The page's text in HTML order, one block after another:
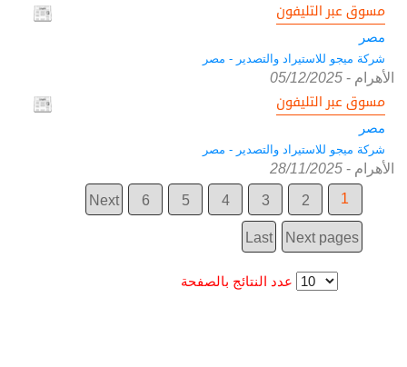
مسوق عبر التليفون
مصر
شركة ميجو للاستيراد والتصدير - مصر
الأهرام -
05/12/2025
مسوق عبر التليفون
مصر
شركة ميجو للاستيراد والتصدير - مصر
الأهرام -
28/11/2025
1
2
3
4
5
6
Next
Next pages
Last
عدد النتائج بالصفحة